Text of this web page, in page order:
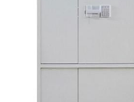
电子保密柜是需要连接电
比，钢板厚度方面增加了不
以轻轻松松移动沉重的柜子
节处理和优质工艺，都是
心就是保密，所以主要看的
锁是电子保密柜的精髓，